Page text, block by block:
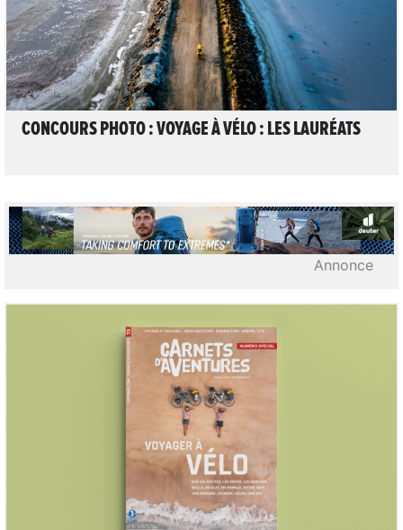
CONCOURS PHOTO : VOYAGE À VÉLO : LES LAURÉATS
Annonce
LIRE L'ARTICLE